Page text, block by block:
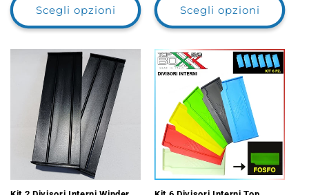
listinoScegli opzioni Scegli opzioni